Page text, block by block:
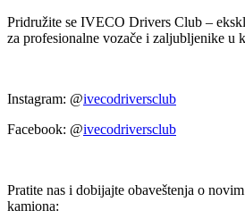
Pridružite se IVECO Drivers Club –
za profesionalne vozače i zaljubljenike u
Instagram: @ivecodriversclub
Facebook: @ivecodriversclub
Pratite nas i dobijajte obaveštenja o
kamiona: